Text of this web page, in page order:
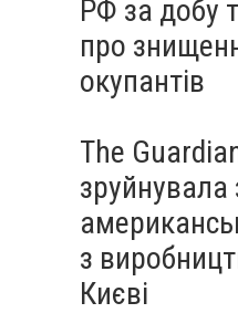
РФ за добу
про
окупантів
The
зруйнувала
з
Києві